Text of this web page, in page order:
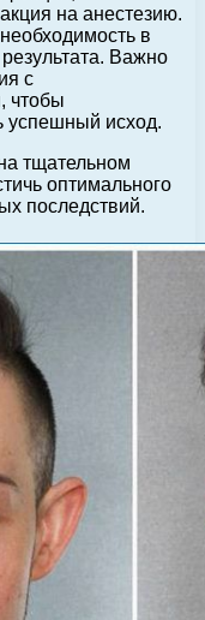
на анестезию.
в
Важно
с
чтобы
успешный исход.
тщательном
оптимального
последствий.